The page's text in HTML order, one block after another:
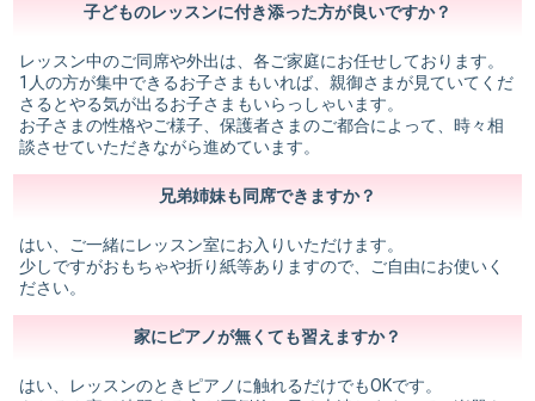
子どものレッスンに付き添った方が良いですか？
レッスン中のご同席や外出は、各ご家庭にお任せしております。
1人の方が集中できるお子さまもいれば、親御さまが見ていてくだ
さるとやる気が出るお子さまもいらっしゃいます。
お子さまの性格やご様子、保護者さまのご都合によって、時々相
談させていただきながら進めています。
兄弟姉妹も同席できますか？
はい、ご一緒にレッスン室にお入りいただけます。
少しですがおもちゃや折り紙等ありますので、ご自由にお使いく
ださい。
家にピアノが無くても習えますか？
はい、レッスンのときピアノに触れるだけでもOKです。